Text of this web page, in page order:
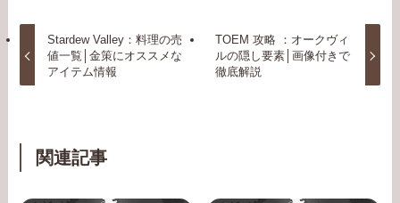
Stardew Valley：料理の売
値一覧│金策にオススメな
アイテム情報
TOEM 攻略 ：オークヴィ
ルの隠し要素│画像付きで
徹底解説
関連記事